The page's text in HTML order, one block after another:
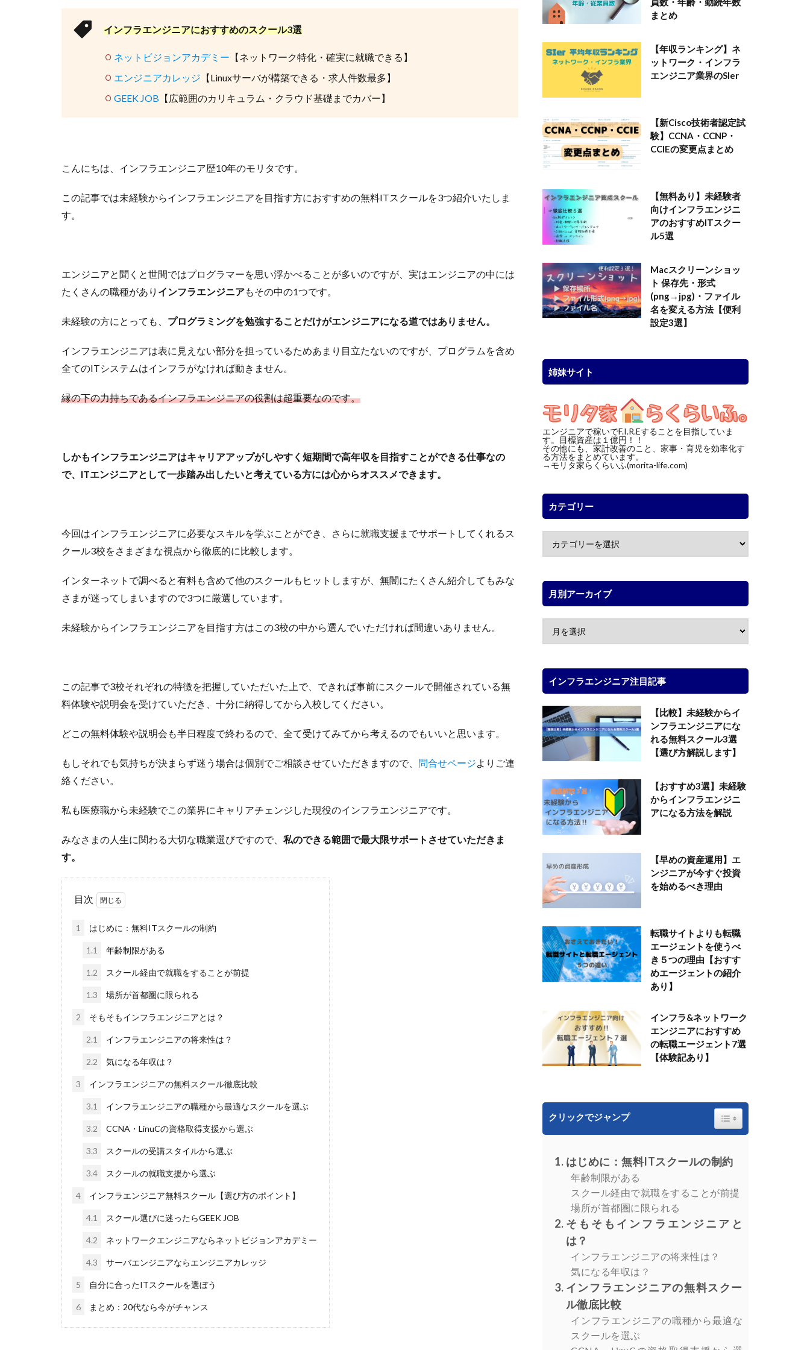
インフラエンジニアにおすすめのスクール3選
ネットビジョンアカデミー 【ネットワーク特化・確実に就職できる】
エンジニアカレッジ 【Linuxサーバが構築できる・求人件数最多】
GEEK JOB 【広範囲のカリキュラム・クラウド基礎までカバー】
こんにちは、インフラエンジニア歴10年のモリタです。
この記事では未経験からインフラエンジニアを目指す方におすすめの無料ITスクールを3つ紹介いたしま
す。
エンジニアと聞くと世間ではプログラマーを思い浮かべることが多いのですが、実はエンジニアの中には
たくさんの職種があり インフラエンジニアもその中の1つです。
未経験の方にとっても、 プログラミングを勉強することだけがエンジニアになる道ではありません。
インフラエンジニアは表に見えない部分を担っているためあまり目立たないのですが、プログラムを含め
全てのITシステムはインフラがなければ動きません。
縁の下の力持ちであるインフラエンジニアの役割は超重要なのです。
しかもインフラエンジニアはキャリアアップがしやすく短期間で高年収を目指すことができる仕事なの
で、ITエンジニアとして一歩踏み出したいと考えている方には心からオススメできます。
今回はインフラエンジニアに必要なスキルを学ぶことができ、さらに就職支援までサポートしてくれるス
クール3校をさまざまな視点から徹底的に比較します。
インターネットで調べると有料も含めて他のスクールもヒットしますが、無闇にたくさん紹介してもみな
さまが迷ってしまいますので3つに厳選しています。
未経験からインフラエンジニアを目指す方はこの3校の中から選んでいただければ間違いありません。
この記事で3校それぞれの特徴を把握していただいた上で、できれば事前にスクールで開催されている無
料体験や説明会を受けていただき、十分に納得してから入校してください。
どこの無料体験や説明会も半日程度で終わるので、全て受けてみてから考えるのでもいいと思います。
もしそれでも気持ちが決まらず迷う場合は個別でご相談させていただきますので、 問合せページよりご連
絡ください。
私も医療職から未経験でこの業界にキャリアチェンジした現役のインフラエンジニアです。
みなさまの人生に関わる大切な職業選びですので、 私のできる範囲で最大限サポートさせていただきま
す。
目次
1 はじめに：無料ITスクールの制約
1.1 年齢制限がある
1.2 スクール経由で就職をすることが前提
1.3 場所が首都圏に限られる
2 そもそもインフラエンジニアとは？
2.1 インフラエンジニアの将来性は？
2.2 気になる年収は？
3 インフラエンジニアの無料スクール徹底比較
3.1 インフラエンジニアの職種から最適なスクールを選ぶ
3.2 CCNA・LinuCの資格取得支援から選ぶ
3.3 スクールの受講スタイルから選ぶ
3.4 スクールの就職支援から選ぶ
4 インフラエンジニア無料スクール【選び方のポイント】
4.1 スクール選びに迷ったらGEEK JOB
4.2 ネットワークエンジニアならネットビジョンアカデミー
4.3 サーバエンジニアならエンジニアカレッジ
5 自分に合ったITスクールを選ぼう
6 まとめ：20代なら今がチャンス
まとめ
【年収ランキング】ネ
ットワーク・インフラ
エンジニア業界のSIer
【新Cisco技術者認定試
験】CCNA・CCNP・
CCIEの変更点まとめ
【無料あり】未経験者
向けインフラエンジニ
アのおすすめITスクー
ル5選
Macスクリーンショッ
ト 保存先・形式
(png→jpg)・ファイル
名を変える方法【便利
設定3選】
姉妹サイト
エンジニアで稼いでF.I.R.Eすることを目指していま
す。目標資産は１億円！！
その他にも、家計改善のこと、家事・育児を効率化す
る方法をまとめています。
→モリタ家らくらいふ(morita-life.com)
カテゴリー
月別アーカイブ
インフラエンジニア注目記事
【比較】未経験からイ
ンフラエンジニアにな
れる無料スクール3選
【選び方解説します】
【おすすめ3選】未経験
からインフラエンジニ
アになる方法を解説
【早めの資産運用】エ
ンジニアが今すぐ投資
を始めるべき理由
転職サイトよりも転職
エージェントを使うべ
き５つの理由【おすす
めエージェントの紹介
あり】
インフラ&ネットワーク
エンジニアにおすすめ
の転職エージェント7選
【体験記あり】
クリックでジャンプ Toggle Table of Content
はじめに：無料ITスクールの制約
年齢制限がある
スクール経由で就職をすることが前提
場所が首都圏に限られる
そもそもインフラエンジニアと
は？
インフラエンジニアの将来性は？
気になる年収は？
インフラエンジニアの無料スクー
ル徹底比較
インフラエンジニアの職種から最適な
スクールを選ぶ